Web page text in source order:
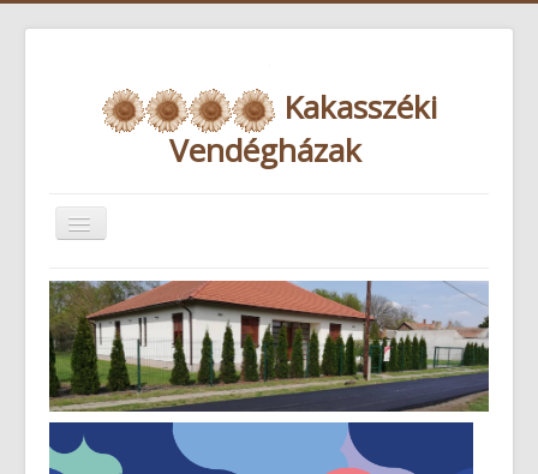
Kakasszéki
Vendégházak
Navigáció
váltása
Házak
Árak
Galéria
Képek a múltból
Programok